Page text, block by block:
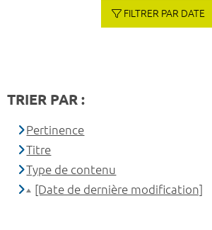
FILTRER PAR DATE
TRIER PAR :
Pertinence
Titre
Type de contenu
[Date de dernière modification]